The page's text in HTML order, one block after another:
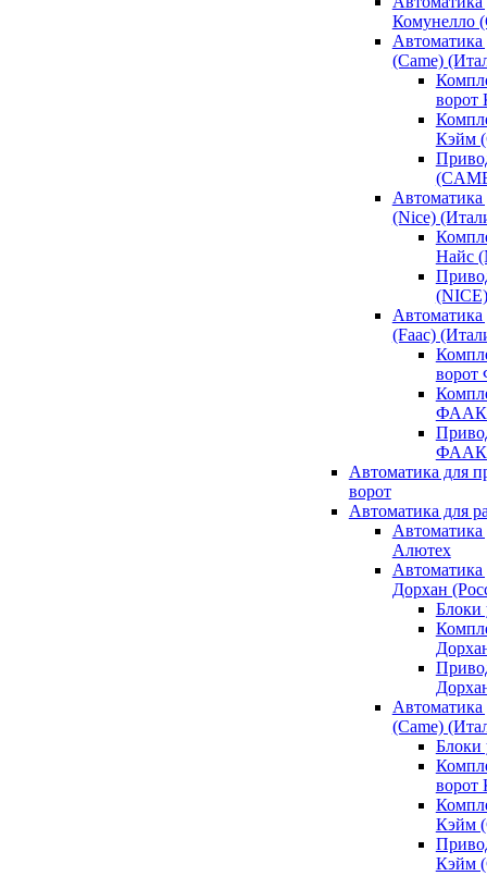
Комунелло
(Came)
ворот
Кэйм
Автоматика
(Nice)
Найс
(NICE)
(Faac)
ФААК
ФААК
Автоматика для
ворот
Автоматика для
Алютех
Дорхан
Блоки
(Came)
Блоки
ворот
Кэйм
Кэйм